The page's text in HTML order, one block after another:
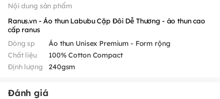
Nội dung sản phẩm
Ranus.vn - Áo thun Labubu Cặp Đôi Dễ Thương - áo thun cao
cấp ranus
Dòng sp
Áo thun Unisex Premium - Form rộng
Chất liệu
100% Cotton Compact
Định lượng
240gsm
Đánh giá